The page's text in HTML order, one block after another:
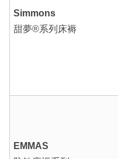
Simmons
甜夢®系列床褥
EMMAS